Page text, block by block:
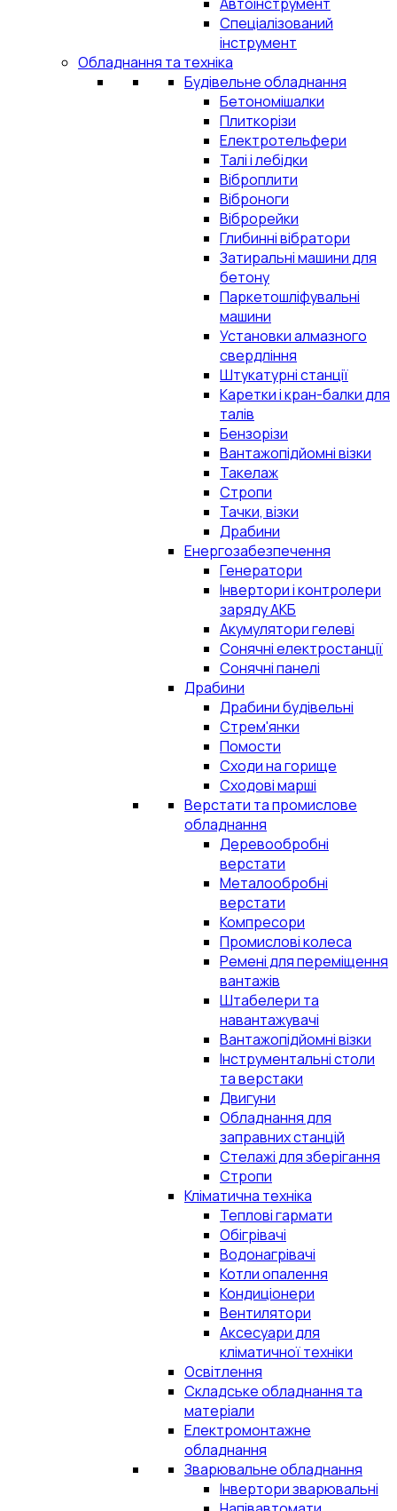
Спеціалізований
інструмент
Обладнання та техніка
Будівельне обладнання
Бетономішалки
Плиткорізи
Електротельфери
Талі і лебідки
Віброплити
Віброноги
Віброрейки
Глибинні вібратори
Затиральні машини для
бетону
Паркетошліфувальні
машини
Установки алмазного
свердління
Штукатурні станції
Каретки і кран-балки для
талів
Бензорізи
Вантажопідйомні візки
Такелаж
Стропи
Тачки, візки
Драбини
Енергозабезпечення
Генератори
Інвертори і контролери
заряду АКБ
Акумулятори гелеві
Сонячні електростанції
Сонячні панелі
Драбини
Драбини будівельні
Стрем'янки
Помости
Сходи на горище
Сходові марші
Верстати та промислове
обладнання
Деревообробні
верстати
Металообробні
верстати
Компресори
Промислові колеса
Ремені для переміщення
вантажів
Штабелери та
навантажувачі
Вантажопідйомні візки
Інструментальні столи
та верстаки
Двигуни
Обладнання для
заправних станцій
Стелажі для зберігання
Стропи
Кліматична техніка
Теплові гармати
Обігрівачі
Водонагрівачі
Котли опалення
Кондиціонери
Вентилятори
Аксесуари для
кліматичної техніки
Освітлення
Складське обладнання та
матеріали
Електромонтажне
обладнання
Зварювальне обладнання
Інвертори зварювальні